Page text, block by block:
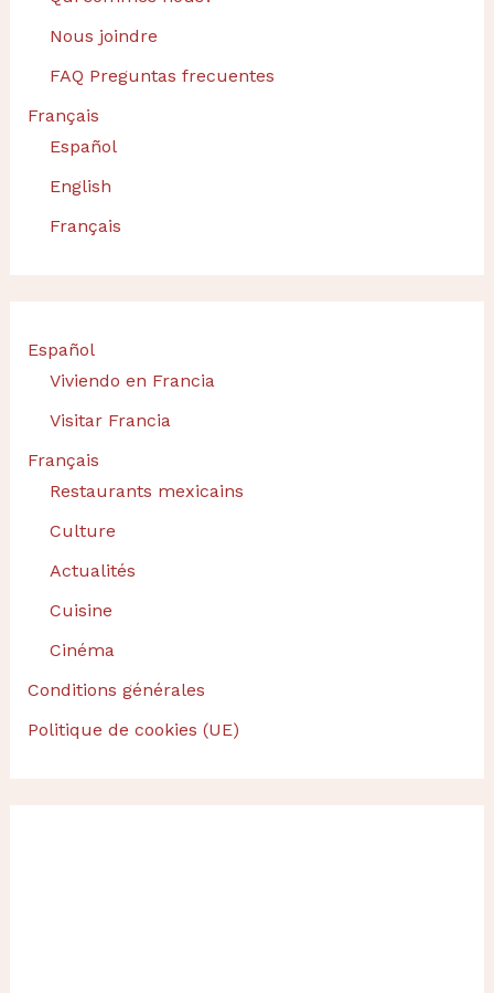
Nous joindre
FAQ Preguntas frecuentes
Français
Español
English
Français
Español
Viviendo en Francia
Visitar Francia
Français
Restaurants mexicains
Culture
Actualités
Cuisine
Cinéma
Conditions générales
Politique de cookies (UE)